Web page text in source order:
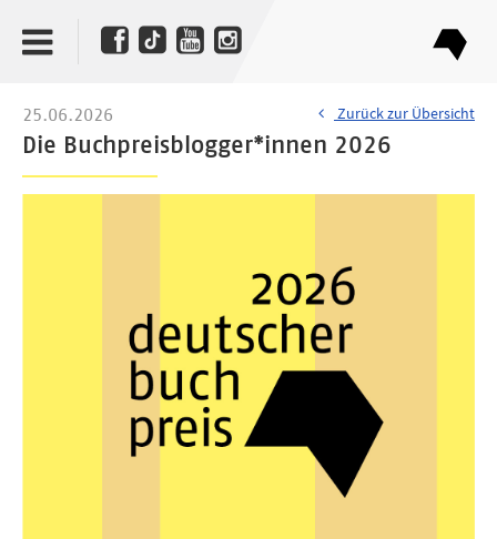
Zurück zur Übersicht
25.06.2026
Die Buchpreisblogger*innen 2026